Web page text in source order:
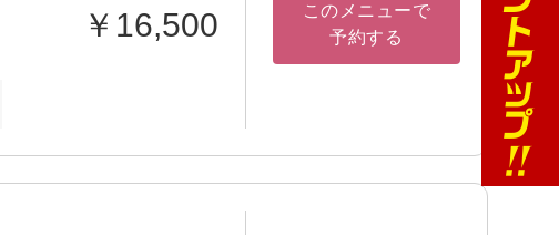
￥16,500
このメニューで
予約する